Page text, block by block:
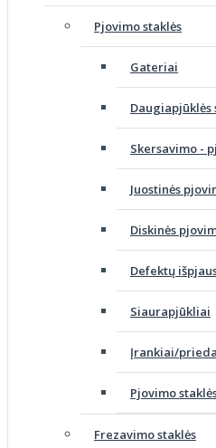
Pjovimo staklės
Gateriai
Daugiapjūklės
Skersavimo -
Juostinės
Diskinės
Defektų
Siaurapjūkliai
Įrankiai/
Pjovimo
Frezavimo staklės